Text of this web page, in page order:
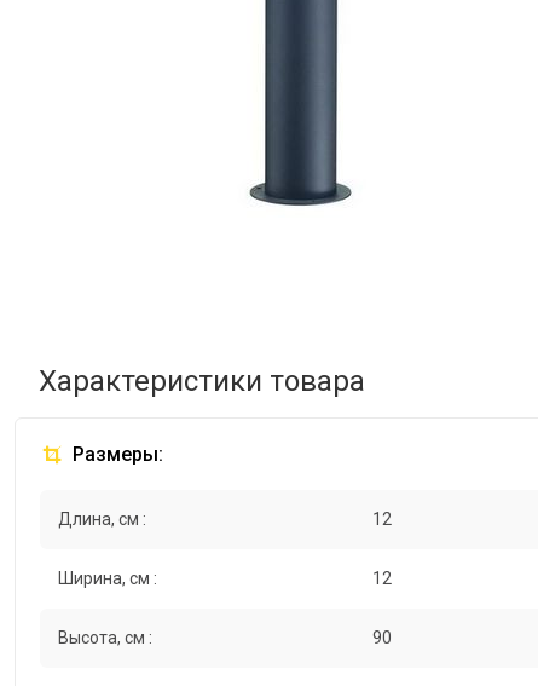
Характеристики товара
Размеры:
Длина, см : 12
Ширина, см : 12
Высота, см : 90